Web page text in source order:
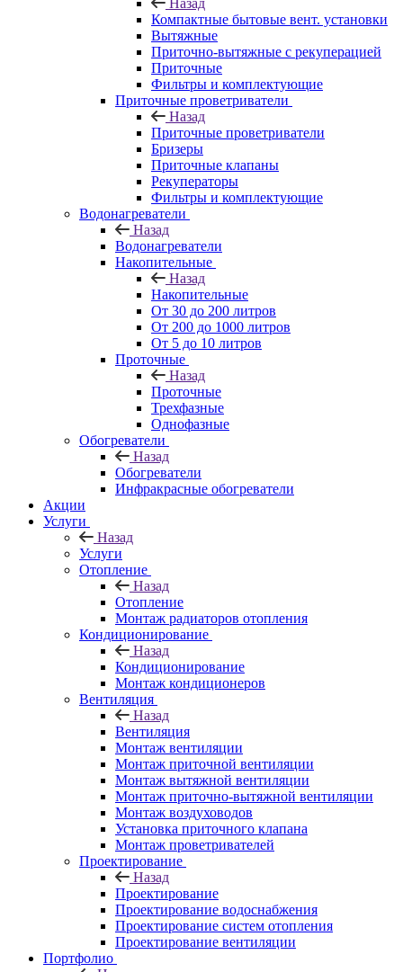
Назад
Компактные бытовые вент. установки
Вытяжные
Приточно-вытяжные с рекуперацией
Приточные
Фильтры и комплектующие
Приточные проветриватели
Назад
Приточные проветриватели
Бризеры
Приточные клапаны
Рекуператоры
Фильтры и комплектующие
Водонагреватели
Назад
Водонагреватели
Накопительные
Назад
Накопительные
От 30 до 200 литров
От 200 до 1000 литров
От 5 до 10 литров
Проточные
Назад
Проточные
Трехфазные
Однофазные
Обогреватели
Назад
Обогреватели
Инфракрасные обогреватели
Акции
Услуги
Назад
Услуги
Отопление
Назад
Отопление
Монтаж радиаторов отопления
Кондиционирование
Назад
Кондиционирование
Монтаж кондиционеров
Вентиляция
Назад
Вентиляция
Монтаж вентиляции
Монтаж приточной вентиляции
Монтаж вытяжной вентиляции
Монтаж приточно-вытяжной вентиляции
Монтаж воздуховодов
Установка приточного клапана
Монтаж проветривателей
Проектирование
Назад
Проектирование
Проектирование водоснабжения
Проектирование систем отопления
Проектирование вентиляции
Портфолио